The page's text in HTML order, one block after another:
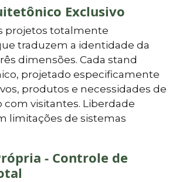
Exclusivo
projetos totalmente
traduzem a identidade da
dimensões. Cada stand
projetado especificamente
produtos e necessidades de
visitantes. Liberdade
limitações de sistemas
- Controle de